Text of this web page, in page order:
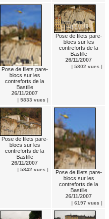
Pose de filets pare-
blocs sur les
contreforts de la
Bastille
26/11/2007
| 5833 vues |
Pose de filets pare-
blocs sur les
contreforts de la
Bastille
26/11/2007
| 5802 vues |
Pose de filets pare-
blocs sur les
contreforts de la
Bastille
26/11/2007
| 5842 vues |
Pose de filets pare-
blocs sur les
contreforts de la
Bastille
26/11/2007
| 6197 vues |